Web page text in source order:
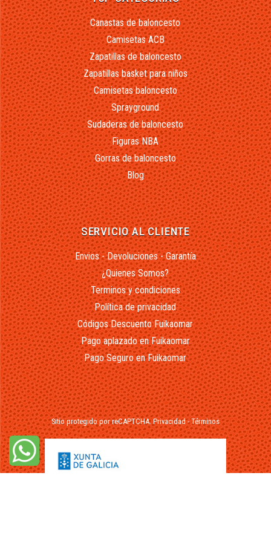
Canastas de baloncesto
Camisetas ACB
Zapatillas de baloncesto
Zapatillas basket para niños
Camisetas baloncesto
Sprayground
Sudaderas de baloncesto
Figuras NBA
Gorras de baloncesto
Blog
SERVICIO AL CLIENTE
Envios - Devoluciones - Garantía
¿Quienes Somos?
Terminos y condiciones
Política de privacidad
Códigos Descuento Fuikaomar
Pago aplazado en Fuikaomar
Pago Seguro en Fuikaomar
Sitio protegido por reCAPTCHA.Privacidad-Términos